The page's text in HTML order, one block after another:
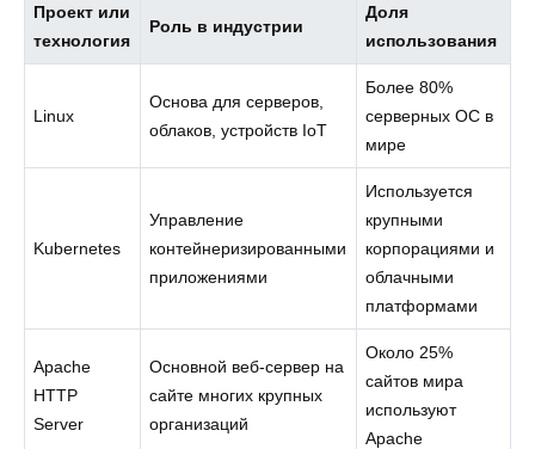
Проект или
технология
Роль в индустрии
Доля
использования
Linux
Основа для серверов,
облаков, устройств IoT
Более 80%
серверных ОС в
мире
Kubernetes
Управление
контейнеризированными
приложениями
Используется
крупными
корпорациями и
облачными
платформами
Apache
HTTP
Server
Основной веб-сервер на
сайте многих крупных
организаций
Около 25%
сайтов мира
используют
Apache